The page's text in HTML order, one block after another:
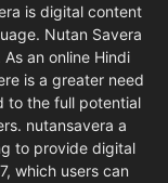
is digital content
Nutan Savera
an online Hindi
is a greater need
to the full potential
nutansavera a
to provide digital
which users can